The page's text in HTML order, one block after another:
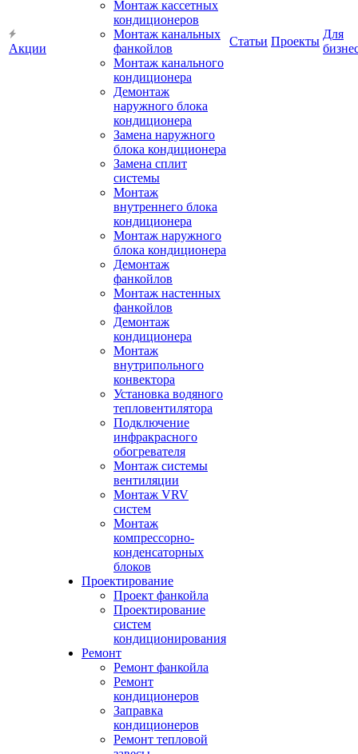
Акции
Монтаж кассетных
кондиционеров
Монтаж канальных
фанкойлов
Монтаж канального
кондиционера
Демонтаж
наружного блока
кондиционера
Замена наружного
блока кондиционера
Замена сплит
системы
Монтаж
внутреннего блока
кондиционера
Монтаж наружного
блока кондиционера
Демонтаж
фанкойлов
Монтаж настенных
фанкойлов
Демонтаж
кондиционера
Монтаж
внутрипольного
конвектора
Установка водяного
тепловентилятора
Подключение
инфракрасного
обогревателя
Монтаж системы
вентиляции
Монтаж VRV
систем
Монтаж
компрессорно-
конденсаторных
блоков
Проектирование
Проект фанкойла
Проектирование
систем
кондиционирования
Ремонт
Ремонт фанкойла
Ремонт
кондиционеров
Заправка
кондиционеров
Ремонт тепловой
Статьи Проекты
Для